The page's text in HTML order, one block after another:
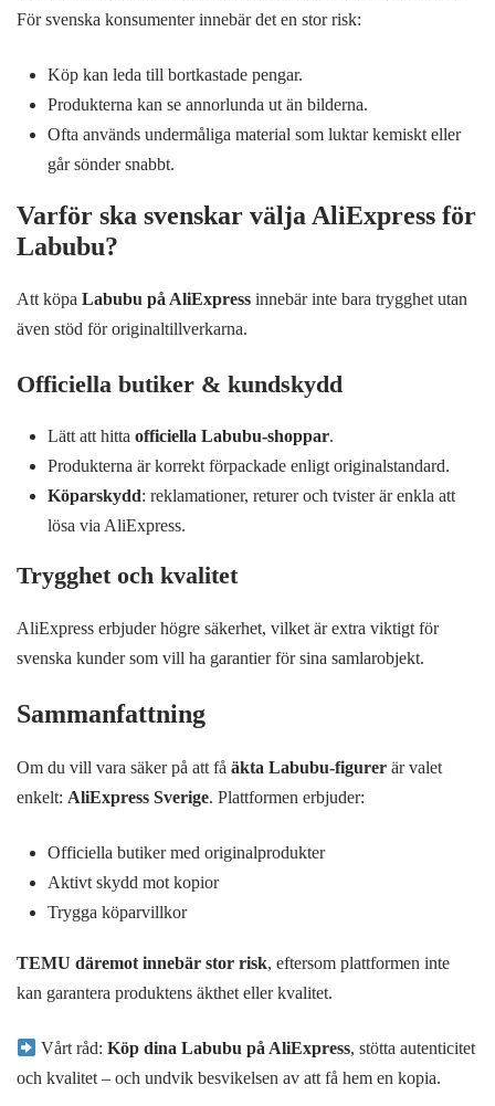
För svenska konsumenter innebär det en stor risk:
Köp kan leda till bortkastade pengar.
Produkterna kan se annorlunda ut än bilderna.
Ofta används undermåliga material som luktar kemiskt eller
går sönder snabbt.
Varför ska svenskar välja AliExpress för
Labubu?
Att köpa Labubu på AliExpress innebär inte bara trygghet utan
även stöd för originaltillverkarna.
Officiella butiker & kundskydd
Lätt att hittaofficiella Labubu-shoppar.
Produkterna är korrekt förpackade enligt originalstandard.
Köparskydd: reklamationer, returer och tvister är enkla att
lösa via AliExpress.
Trygghet och kvalitet
AliExpress erbjuder högre säkerhet, vilket är extra viktigt för
svenska kunder som vill ha garantier för sina samlarobjekt.
Sammanfattning
Om du vill vara säker på att få äkta Labubu-figurer är valet
enkelt: AliExpress Sverige. Plattformen erbjuder:
Officiella butiker med originalprodukter
Aktivt skydd mot kopior
Trygga köparvillkor
TEMU däremot innebär stor risk, eftersom plattformen inte
kan garantera produktens äkthet eller kvalitet.
Vårt råd:Köp dina Labubu på AliExpress, stötta autenticitet
och kvalitet – och undvik besvikelsen av att få hem en kopia.